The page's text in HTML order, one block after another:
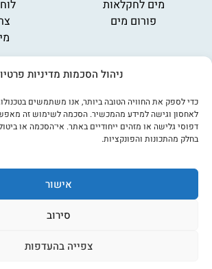
ניהול הסכמות מדיניות
לאחסון וגישה למידע מהמכשיר. הסכמה לשימוש זה
דפוסי גלישה או מזהים ייחודיים באתר. אי־הסכמה או
בחלק מהתכונות והפונקציות.
אישור
סירוב
צפייה בהעדפות
מים לחקלאות
פורום מים
מידע
תקנון
הרשמה לניוזלטר
פרסמו אצלנו
הצהרת נגישות
©כל הזכויות שמורות למים נט (נוסד בשנת 2007)